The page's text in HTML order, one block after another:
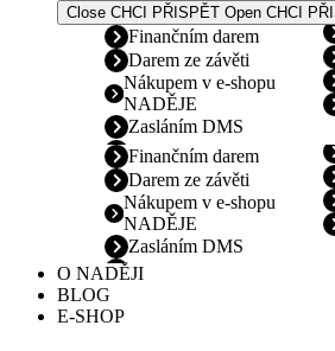
Close CHCI PŘISPĚT Open CHCI
Finančním darem
Darem ze závěti
Nákupem v e-shopu
NADĚJE
Zasláním DMS
Finančním darem
Darem ze závěti
Nákupem v e-shopu
NADĚJE
Zasláním DMS
O NADĚJI
BLOG
E-SHOP